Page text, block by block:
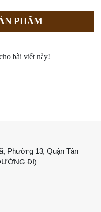
PHẨM
bài viết này!
Phường 13, Quận Tân
ĐI)